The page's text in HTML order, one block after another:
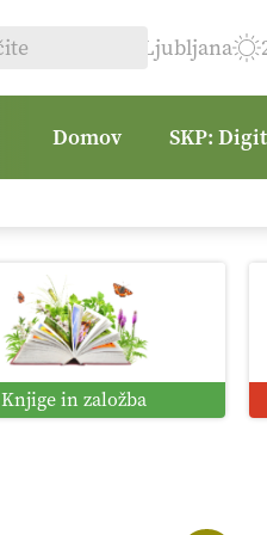
Ljubljana
Domov SKP:
Knjige in založba